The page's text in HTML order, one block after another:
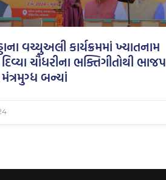
વચ્યુઅલી કાર્યક્રમમાં ખ્યાતનામ
ચૌધરીના ભક્તિગીતોથી ભાજપ
બન્યાં